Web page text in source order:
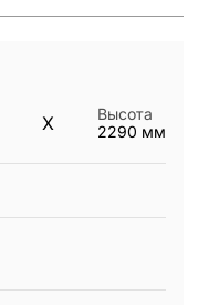
X
Высота
2290 мм